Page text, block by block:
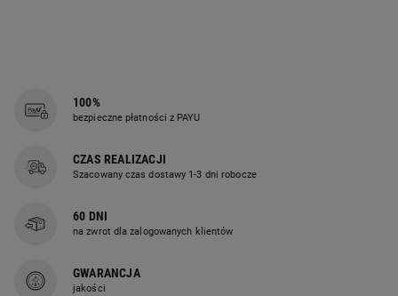
100%
bezpieczne płatności z PAYU
CZAS REALIZACJI
Szacowany czas dostawy 1-3 dni robocze
60 DNI
na zwrot dla zalogowanych klientów
GWARANCJA
jakości